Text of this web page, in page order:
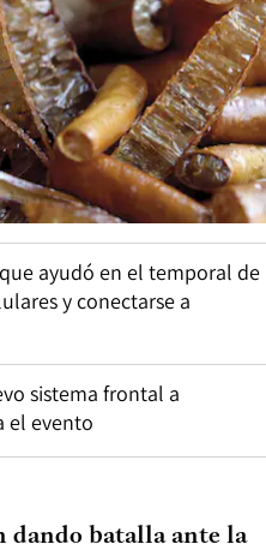
ayudó en el temporal de
y conectarse a
sistema frontal a
el evento
dando batalla ante la